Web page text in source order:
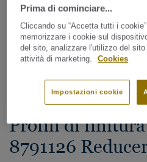
Accessori coordinati
Profili di
8791126
Prima di cominciare...
Cliccando su “Accetta tutti i
memorizzare i cookie sul
del sito, analizzare l'utilizzo del
attività di marketing.
Cookies
Impostazioni cookie